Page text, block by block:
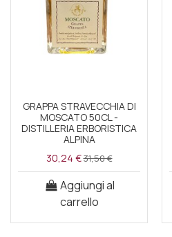
GRAPPA STRAVECCHIA DI
MOSCATO 50CL -
DISTILLERIA ERBORISTICA
ALPINA
30,24 €31,50 €
Aggiungi al
carrello